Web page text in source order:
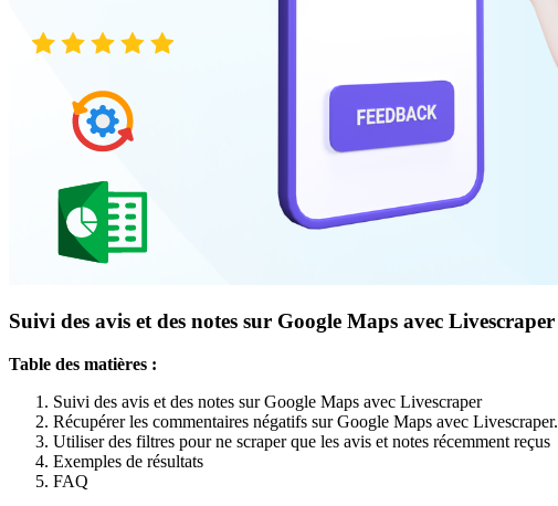
Suivi des avis et des notes sur Google Maps avec Livescraper
Table des matières :
Suivi des avis et des notes sur Google Maps avec Livescraper
Récupérer les commentaires négatifs sur Google Maps avec Livescraper.
Utiliser des filtres pour ne scraper que les avis et notes récemment reçus
Exemples de résultats
FAQ